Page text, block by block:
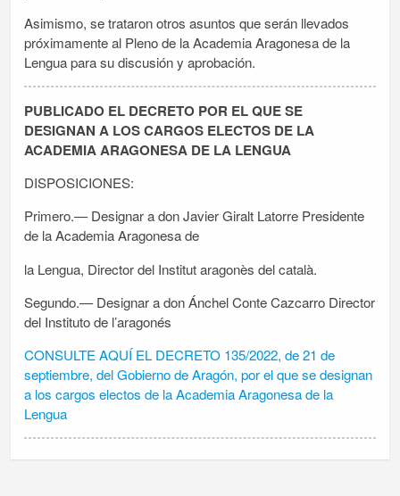
Asimismo, se trataron otros asuntos que serán llevados
próximamente al Pleno de la Academia Aragonesa de la
Lengua para su discusión y aprobación.
PUBLICADO EL DECRETO POR EL QUE SE
DESIGNAN A LOS CARGOS ELECTOS DE LA
ACADEMIA ARAGONESA DE LA LENGUA
DISPOSICIONES:
Primero.— Designar a don Javier Giralt Latorre Presidente
de la Academia Aragonesa de
la Lengua, Director del Institut aragonès del català.
Segundo.— Designar a don Ánchel Conte Cazcarro Director
del Instituto de l’aragonés
CONSULTE AQUÍ EL DECRETO 135/2022, de 21 de
septiembre, del Gobierno de Aragón, por el que se designan
a los cargos electos de la Academia Aragonesa de la
Lengua